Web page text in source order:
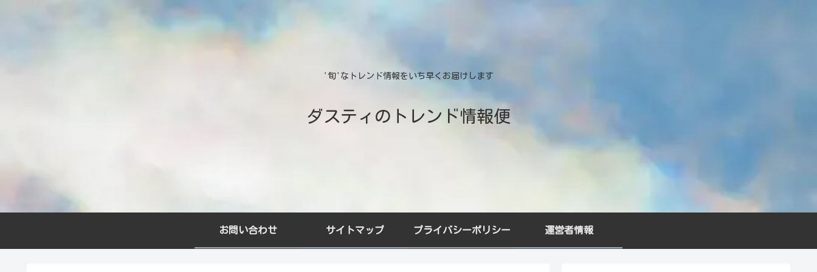
'旬'なトレンド情報をいち早くお届けします
ダスティのトレンド情報便
お問い合わせ サイトマップ プライバシーポリシー 運営者情報